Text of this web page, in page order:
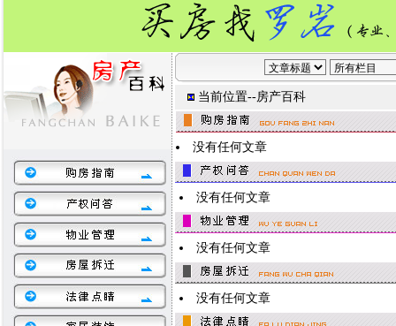
当前位置--房产百科
没有任何文章
没有任何文章
没有任何文章
没有任何文章